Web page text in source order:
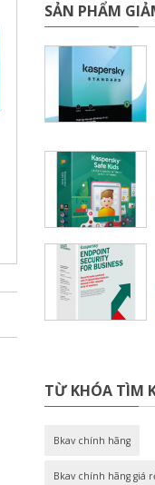
SẢN PHẨM
TỪ KHÓA TÌM
Bkav chính hãng
Bkav chính hãng giá